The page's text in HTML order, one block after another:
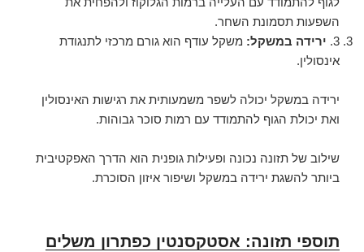
השפעות תסמונת השחר.
3. ירידה במשקל: משקל עודף הוא גורם מרכזי לתנגודת
אינסולין.
ירידה במשקל יכולה לשפר משמעותית את רגישות האינסולין
ואת יכולת הגוף להתמודד עם רמות סוכר גבוהות.
שילוב של תזונה נכונה ופעילות גופנית הוא הדרך האפקטיבית
ביותר להשגת ירידה במשקל ושיפור איזון הסוכרת.
תוספי תזונה: אסטקסנטין כפתרון משלים